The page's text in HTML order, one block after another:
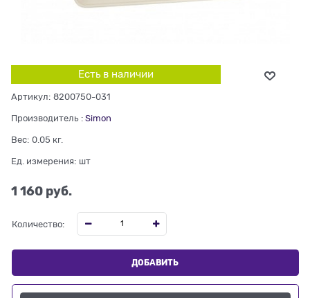
Есть в наличии
Артикул: 8200750-031
Производитель : Simon
Вес: 0.05 кг.
Ед. измерения: шт
1 160 руб.
Количество:
ДОБАВИТЬ